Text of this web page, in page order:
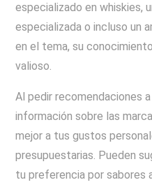
especializado en whiskies,
especializada o incluso un
en el tema, su
valioso.
Al pedir recomendaciones
información sobre las
mejor a tus gustos
presupuestarias. Pueden
tu preferencia por sabores